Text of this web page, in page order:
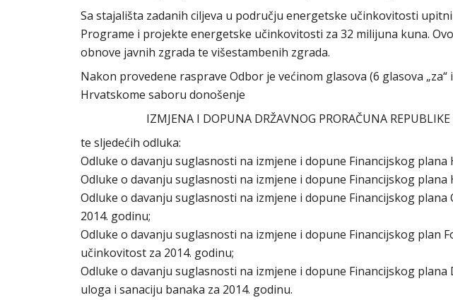
Sa stajališta zadanih ciljeva u području energetske učinkovitosti
Programe i projekte energetske učinkovitosti za 32 milijuna kuna.
obnove javnih zgrada te višestambenih zgrada.
Nakon provedene rasprave Odbor je većinom glasova (6 glasova
Hrvatskome saboru donošenje
IZMJENA I DOPUNA DRŽAVNOG PRORAČUNA
te sljedećih odluka:
Odluke o davanju suglasnosti na izmjene i dopune Financijskog plana
Odluke o davanju suglasnosti na izmjene i dopune Financijskog plana
Odluke o davanju suglasnosti na izmjene i dopune Financijskog
2014. godinu;
Odluke o davanju suglasnosti na izmjene i dopune Financijskog plan
učinkovitost za 2014. godinu;
Odluke o davanju suglasnosti na izmjene i dopune Financijskog
uloga i sanaciju banaka za 2014. godinu.